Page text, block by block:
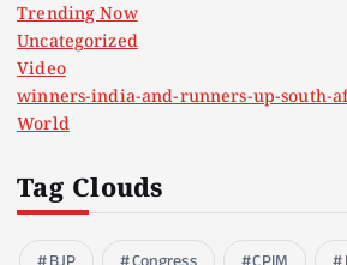
Trending Now
Uncategorized
Video
winners-india-and-runners-up-south-
World
Tag Clouds